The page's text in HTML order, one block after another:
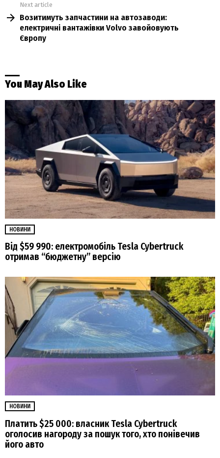
Next article
Возитимуть запчастини на автозаводи:
електричні вантажівки Volvo завойовують
Європу
You May Also Like
НОВИНИ
Від $59 990: електромобіль Tesla Cybertruck
отримав “бюджетну” версію
НОВИНИ
Платить $25 000: власник Tesla Cybertruck
оголосив нагороду за пошук того, хто понівечив
його авто